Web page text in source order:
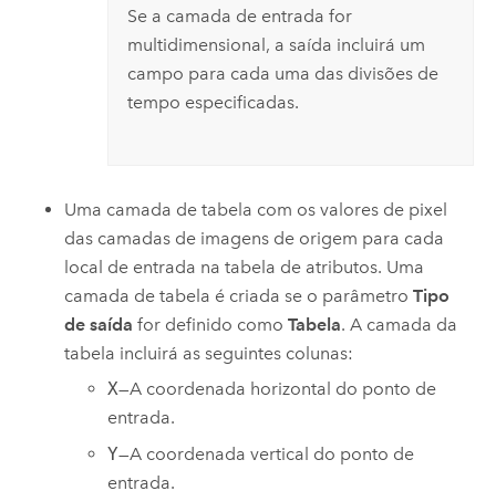
Se a camada de entrada for
multidimensional, a saída incluirá um
campo para cada uma das divisões de
tempo especificadas.
Uma camada de tabela com os valores de pixel
das camadas de imagens de origem para cada
local de entrada na tabela de atributos. Uma
camada de tabela é criada se o parâmetroTipo
de saída for definido comoTabela. A camada da
tabela incluirá as seguintes colunas:
X—A coordenada horizontal do ponto de
entrada.
Y—A coordenada vertical do ponto de
entrada.